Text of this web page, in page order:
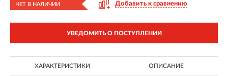
НЕТ В НАЛИЧИИ Добавить к сравнению
УВЕДОМИТЬ О ПОСТУПЛЕНИИ
ХАРАКТЕРИСТИКИ ОПИСАНИЕ